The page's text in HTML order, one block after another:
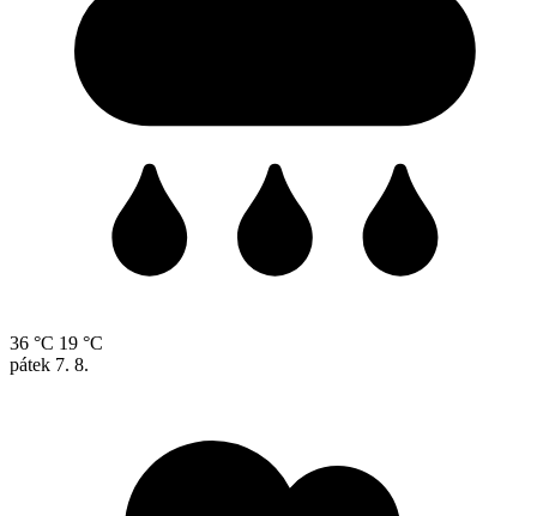
36 °C 19 °C
pátek 7. 8.